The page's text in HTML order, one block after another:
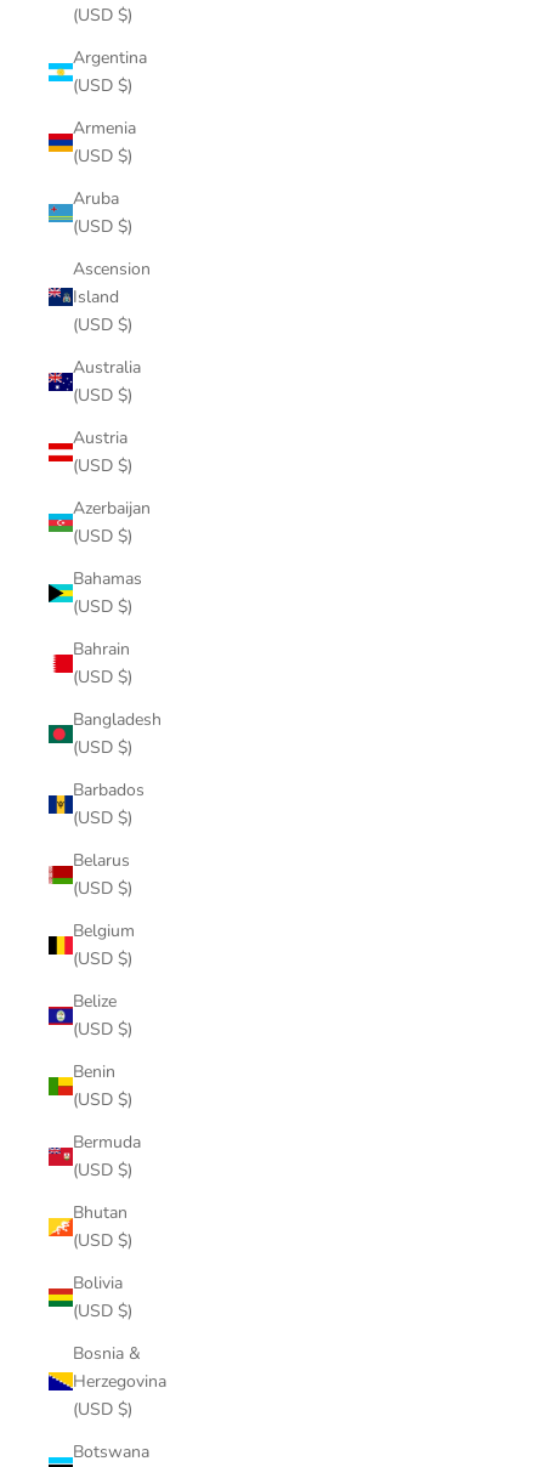
(USD $)
Argentina
(USD $)
Armenia
(USD $)
Aruba
(USD $)
Ascension
Island
(USD $)
Australia
(USD $)
Austria
(USD $)
Azerbaijan
(USD $)
Bahamas
(USD $)
Bahrain
(USD $)
Bangladesh
(USD $)
Barbados
(USD $)
Belarus
(USD $)
Belgium
(USD $)
Belize
(USD $)
Benin
(USD $)
Bermuda
(USD $)
Bhutan
(USD $)
Bolivia
(USD $)
Bosnia &
Herzegovina
(USD $)
Botswana